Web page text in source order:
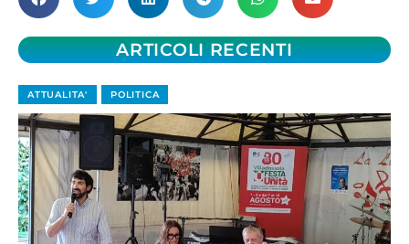
ARTICOLI RECENTI
ATTUALITA' POLITICA